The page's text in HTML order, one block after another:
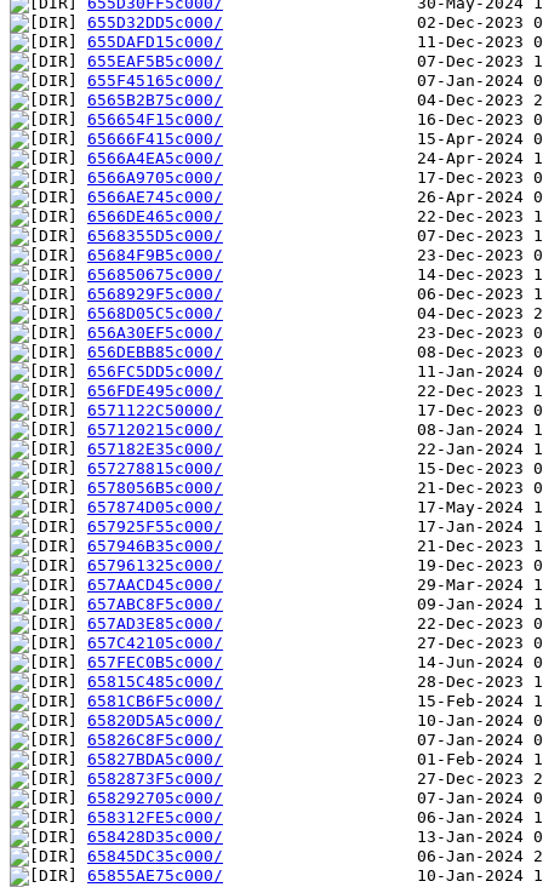
655D32DD5c000/
655DAFD15c000/
655EAF5B5c000/
655F45165c000/
6565B2B75c000/
656654F15c000/
65666F415c000/
6566A4EA5c000/
6566A9705c000/
6566AE745c000/
6566DE465c000/
6568355D5c000/
65684F9B5c000/
656850675c000/
6568929F5c000/
6568D05C5c000/
656A30EF5c000/
656DEBB85c000/
656FC5DD5c000/
656FDE495c000/
6571122C50000/
657120215c000/
657182E35c000/
657278815c000/
6578056B5c000/
657874D05c000/
657925F55c000/
657946B35c000/
657961325c000/
657AACD45c000/
657ABC8F5c000/
657AD3E85c000/
657C42105c000/
657FEC0B5c000/
65815C485c000/
6581CB6F5c000/
65820D5A5c000/
65826C8F5c000/
65827BDA5c000/
6582873F5c000/
658292705c000/
658312FE5c000/
658428D35c000/
65845DC35c000/
65855AE75c000/